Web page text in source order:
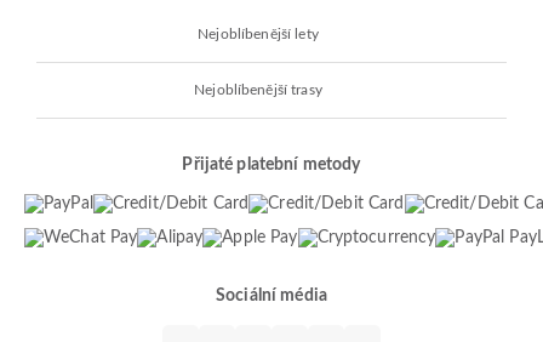
Nejoblíbenější lety
Nejoblíbenější trasy
Přijaté platební metody
Sociální média